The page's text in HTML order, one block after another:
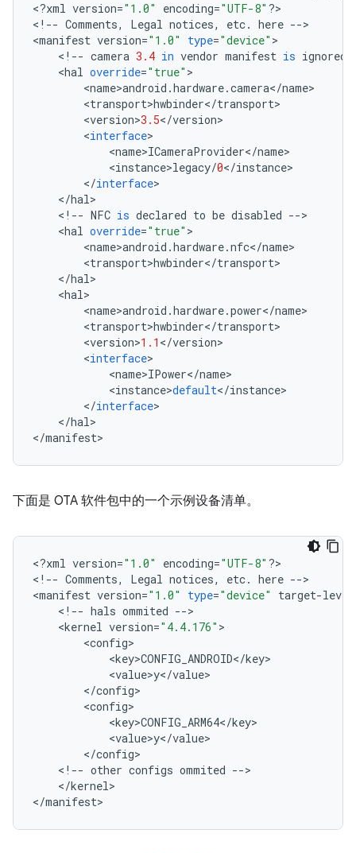
<?xml version="1.0" encoding="UTF-8" ?>
< ! -- Comments, Legal notices, etc. here -->
<manifest version="1.0" type="device" >
< ! -- camera 3.4 in vendor manifest is ignored
<hal override="true" >
<name>android .hardware.camera</name>
<transport>hwbinder</transport>
<version>3.5</version>
<interface>
<name>ICameraProvider</name>
<instance>legacy/0</instance>
</interface>
</hal>
< ! -- NFC is declared to be disabled -->
<hal override="true" >
<name>android .hardware.nfc</name>
<transport>hwbinder</transport>
</hal>
<hal>
<name>android .hardware.power</name>
<transport>hwbinder</transport>
<version>1.1 </version>
<interface>
<name>IPower</name>
<instance>default</instance>
</interface>
</hal>
</manifest>
下面是 OTA 软件包中的一个示例设备清单。
<?xml version="1.0" encoding="UTF-8" ?>
< ! -- Comments, Legal notices, etc. here -->
<manifest version="1.0" type="device" target-level
< ! -- hals ommited -->
<kernel version="4.4.176" >
<config>
<key>CONFIG_ANDROID</key>
<value>y</value>
</config>
<config>
<key>CONFIG_ARM64</key>
<value>y</value>
</config>
< ! -- other configs ommited -->
</kernel>
</manifest>